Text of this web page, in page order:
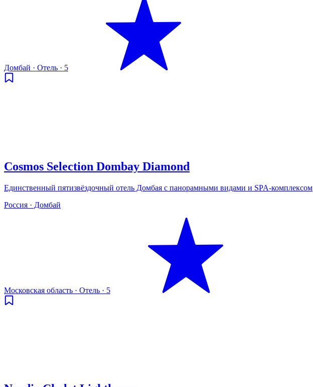
Домбай · Отель · 5
Cosmos Selection Dombay Diamond
Единственный пятизвёздочный отель Домбая с панорамными видами и SPA-комплексом
Россия · Домбай
Московская область · Отель · 5